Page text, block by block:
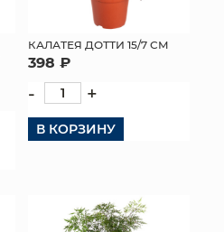
КАЛАТЕЯ ДОТТИ 15/7 СМ
398 ₽
- +
В КОРЗИНУ